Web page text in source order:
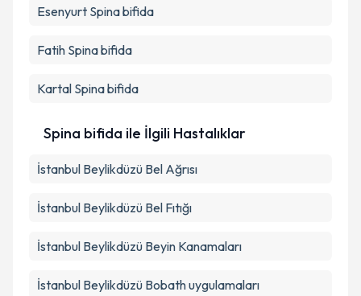
Esenyurt Spina bifida
Fatih Spina bifida
Kartal Spina bifida
Spina bifida ile İlgili Hastalıklar
İstanbul Beylikdüzü Bel Ağrısı
İstanbul Beylikdüzü Bel Fıtığı
İstanbul Beylikdüzü Beyin Kanamaları
İstanbul Beylikdüzü Bobath uygulamaları